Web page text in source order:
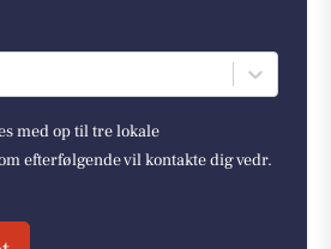
med op til tre lokale
efterfølgende vil kontakte dig vedr.